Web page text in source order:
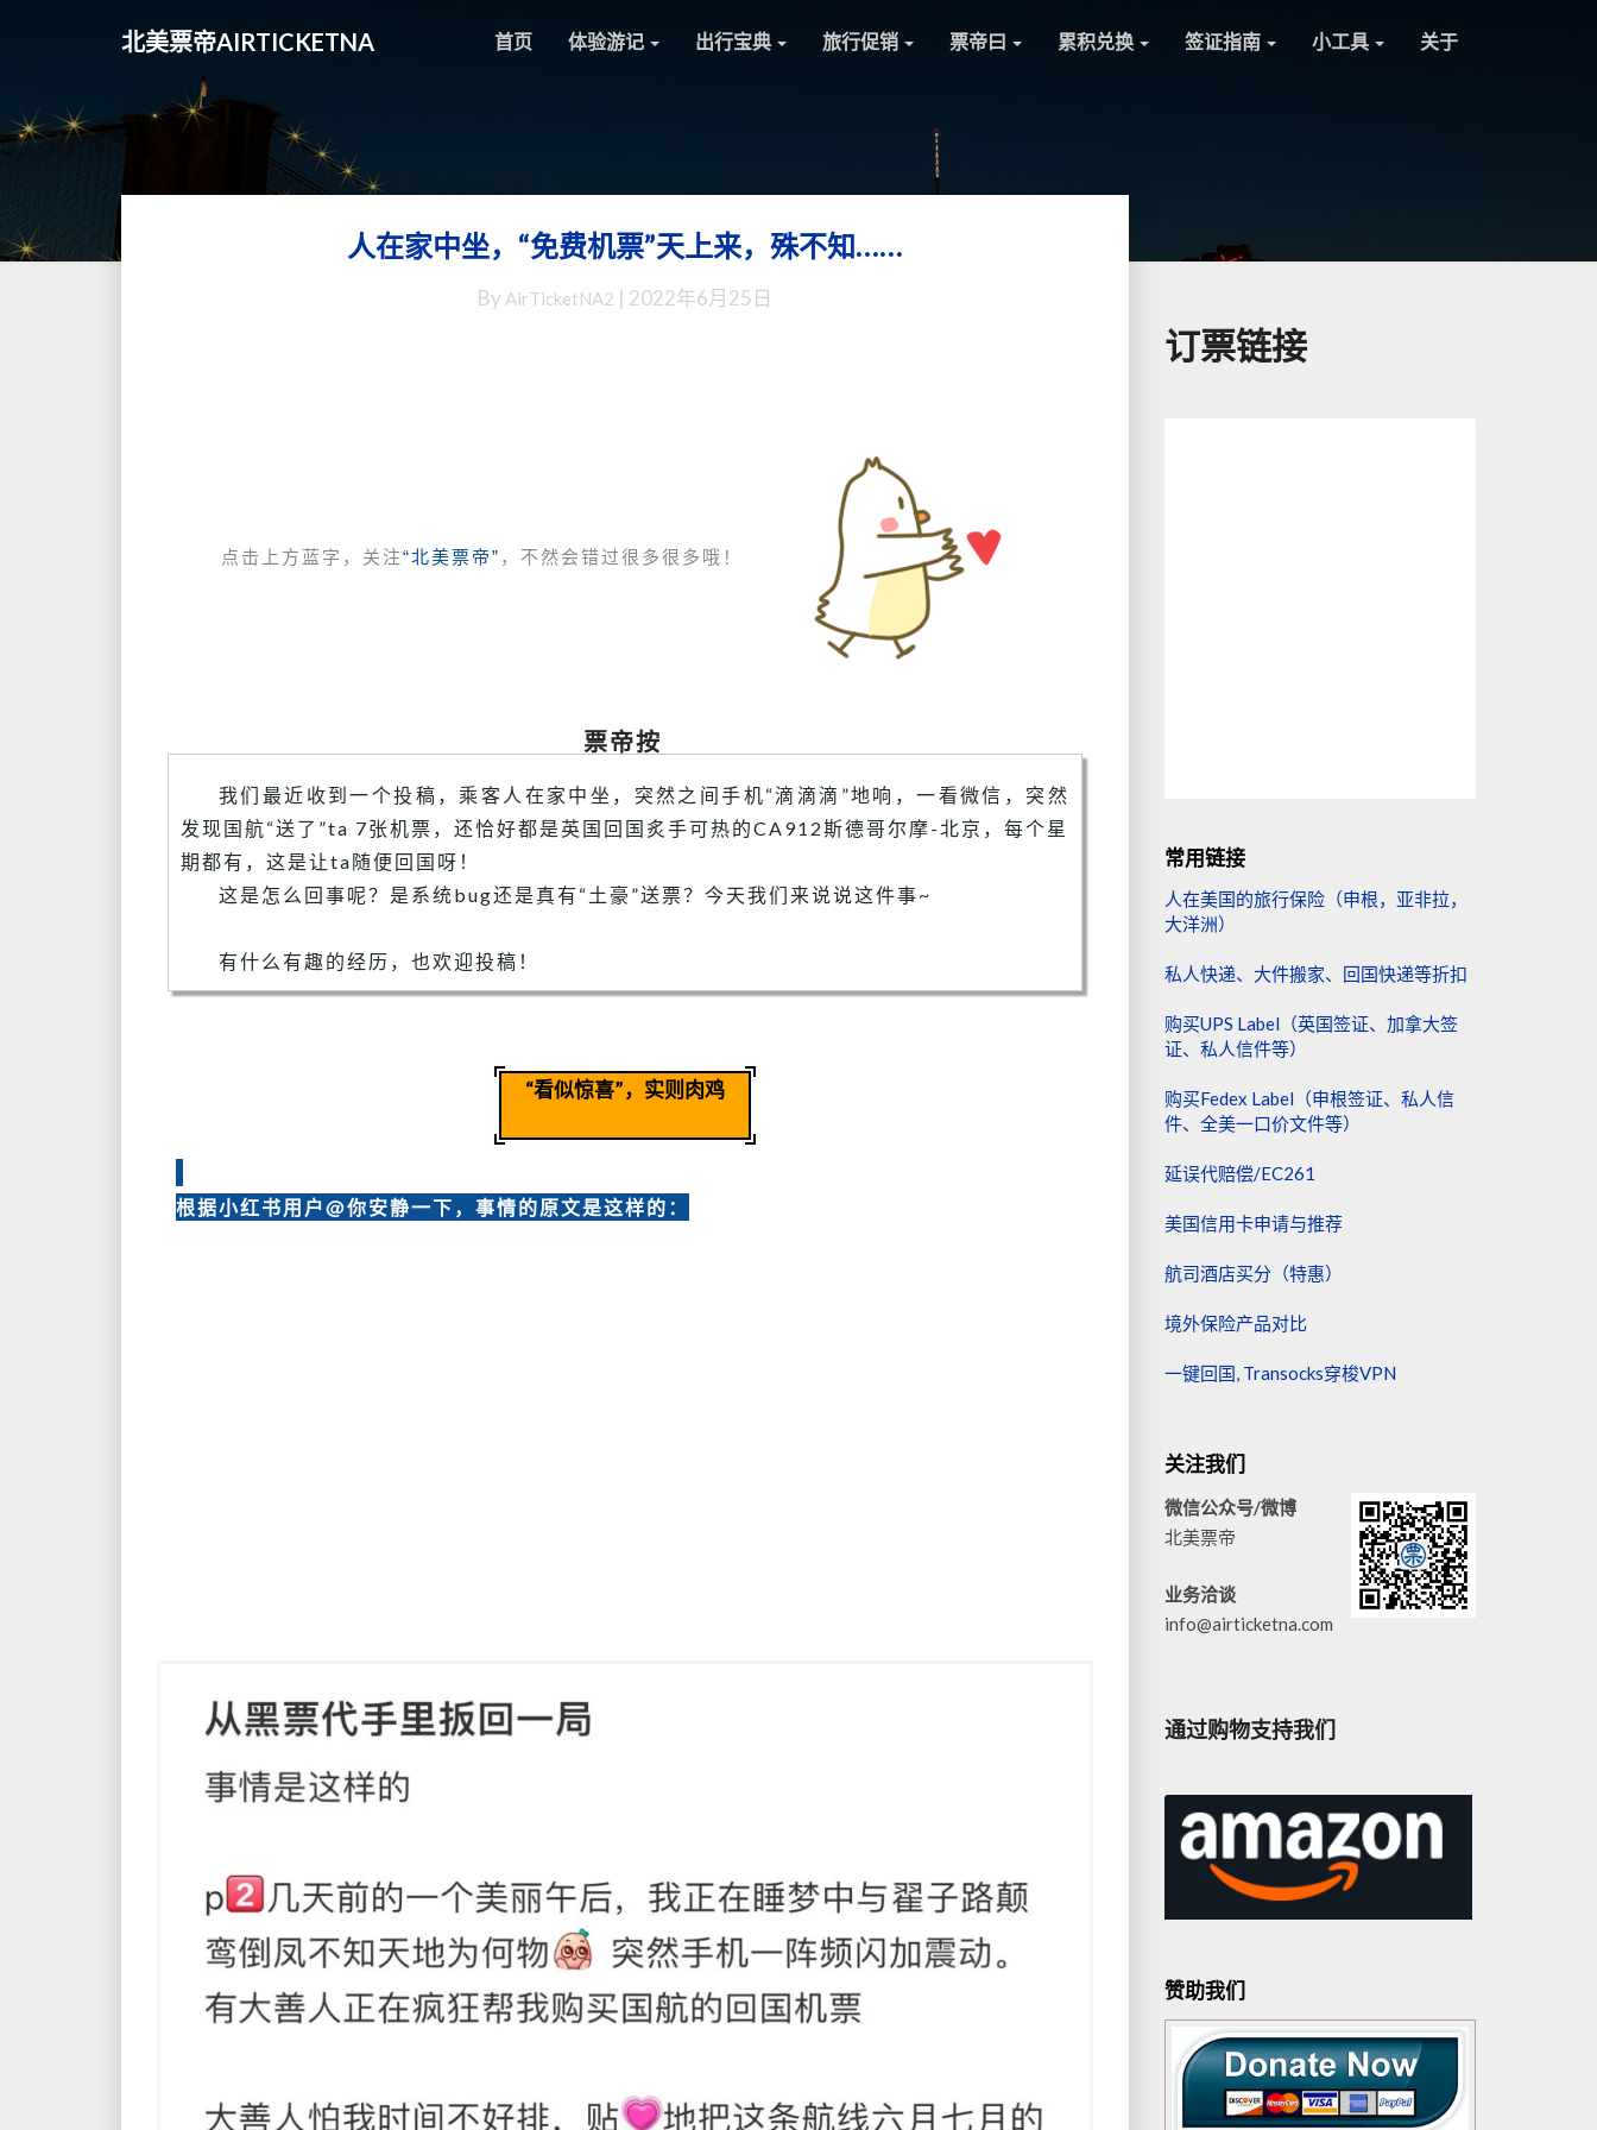
北美票帝AIRTICKETNA 首页 体验游记 出行宝典 旅行促销 票帝曰 累积兑换 签证指南 小工具 关于
人
家
来，
人在家中坐，“免费机票”天上来，殊不知……
By AirTicketNA2 2022年6月25日
点击上方蓝字，关注“北美票帝” ，不然会错过很多很多哦！
票帝按
我们最近收到一个投稿，乘客人在家中坐，突然之间手机“滴滴滴”地响，一看微信，突然
发现国航“送了”ta 7张机票，还恰好都是英国回国炙手可热的CA912斯德哥尔摩-北京，每个星
期都有，这是让ta随便回国呀！
这是怎么回事呢？是系统bug还是真有“土豪”送票？今天我们来说说这件事~
有什么有趣的经历，也欢迎投稿！
“看似惊喜”，实则肉鸡
根据小红书用户@你安静一下，事情的原文是这样的：
订票链接
常用链接
人在美国的旅行保险（申根，亚非拉，
大洋洲）
私人快递、大件搬家、回国快递等折扣
购买UPS Label（英国签证、加拿大签
证、私人信件等）
购买Fedex Label（申根签证、私人信
件、全美一口价文件等）
延误代赔偿/EC261
美国信用卡申请与推荐
航司酒店买分（特惠）
境外保险产品对比
一键回国, Transocks穿梭VPN
关注我们
微信公众号/微博
北美票帝
业务洽谈
info@airticketna.com
通过购物支持我们
赞助我们